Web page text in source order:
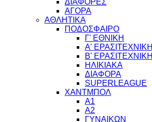
ΔΙΑΦΟΡΕΣ
ΑΓΟΡΑ
ΑΘΛΗΤΙΚΑ
ΠΟΔΟΣΦΑΙΡΟ
Γ' ΕΘΝΙΚΗ
Α' ΕΡΑΣΙΤΕΧΝΙΚΗ
Β' ΕΡΑΣΙΤΕΧΝΙΚΗ
ΗΛΙΚΙΑΚΑ
ΔΙΑΦΟΡΑ
SUPERLEAGUE
ΧΑΝΤΜΠΟΛ
Α1
Α2
ΓΥΝΑΙΚΩΝ